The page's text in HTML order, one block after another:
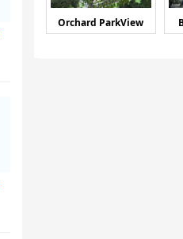
Orchard ParkView